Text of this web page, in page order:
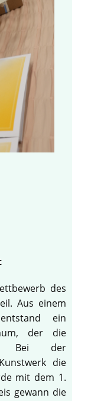
des
Aus einem
ein
der die
Bei der
die
mit dem 1.
gewann die